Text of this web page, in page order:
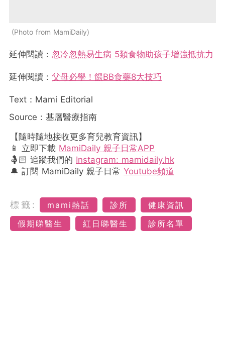
Photo from MamiDaily
延伸閱讀： 忽冷忽熱易生病 5類食物助孩子增強抵抗力
延伸閱讀： 父母必學！餵BB食藥8大技巧
Text：Mami Editorial
Source：基層醫療指南
【隨時隨地接收更多育兒教育資訊】
📱 立即下載 MamiDaily 親子日常APP
🤱🏻 追蹤我們的 Instagram: mamidaily.hk
🔔 訂閱 MamiDaily 親子日常 Youtube頻道
標籤: mami熱話 診所
健康資訊
假期睇醫生
紅日睇醫生 診所名單